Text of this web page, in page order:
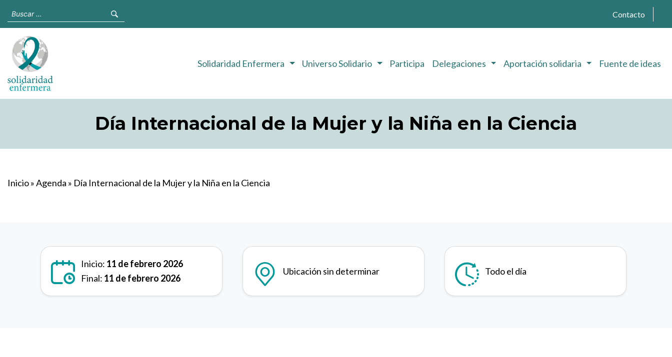
Contacto
Solidaridad Enfermera Universo Solidario Participa Delegaciones Aportación solidaria Fuente de ideas
Día Internacional de la Mujer y la Niña en la Ciencia
Inicio»Agenda » Día Internacional de la Mujer y la Niña en la Ciencia
Inicio: 11 de febrero 2026
Final: 11 de febrero 2026
Ubicación sin determinar Todo el día